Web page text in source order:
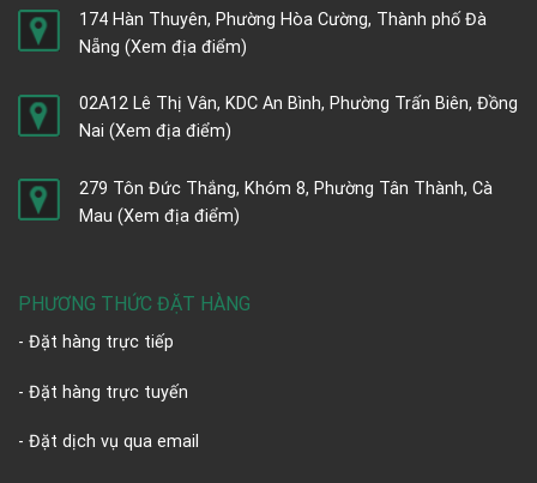
174 Hàn Thuyên, Phường Hòa Cường, Thành phố Đà
Nẵng (Xem địa điểm)
02A12 Lê Thị Vân, KDC An Bình, Phường Trấn Biên, Đồng
Nai (Xem địa điểm)
279 Tôn Đức Thắng, Khóm 8, Phường Tân Thành, Cà
Mau (Xem địa điểm)
PHƯƠNG THỨC ĐẶT HÀNG
- Đặt hàng trực tiếp
- Đặt hàng trực tuyến
- Đặt dịch vụ qua email